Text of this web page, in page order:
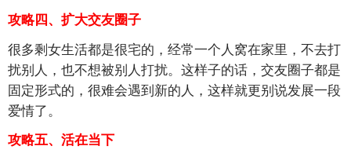
攻略四、扩大交友圈子
很多剩女生活都是很宅的，经常一个人窝在家里，不去打
扰别人，也不想被别人打扰。这样子的话，交友圈子都是
固定形式的，很难会遇到新的人，这样就更别说发展一段
爱情了。
攻略五、活在当下